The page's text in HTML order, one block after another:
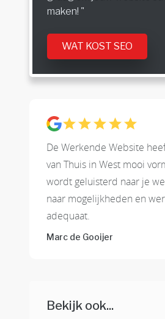
maken! "
WAT KOST SEO
De Werkende Website
van Thuis in West mooi
wordt geluisterd naar je
naar mogelijkheden en
adequaat.
Marc de Gooijer
Bekijk ook...